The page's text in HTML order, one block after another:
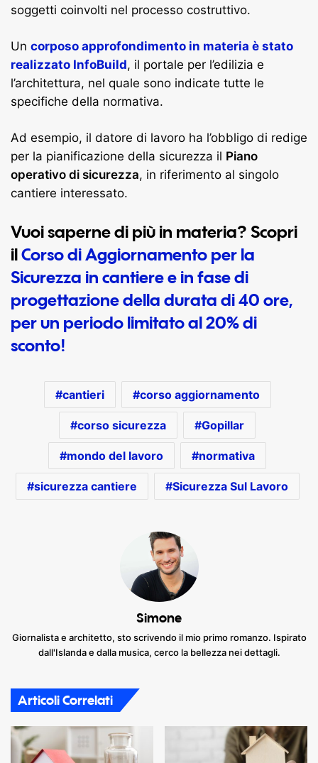
soggetti coinvolti nel processo costruttivo.
Un corposo approfondimento in materia è stato
realizzato InfoBuild, il portale per l’edilizia e
l’architettura, nel quale sono indicate tutte le
specifiche della normativa.
Ad esempio, il datore di lavoro ha l’obbligo di redige
per la pianificazione della sicurezza il Piano
operativo di sicurezza, in riferimento al singolo
cantiere interessato.
Vuoi saperne di più in materia? Scopri
ilCorso di Aggiornamento per la
Sicurezza in cantiere e in fase di
progettazione della durata di 40 ore,
per un periodo limitato al 20% di
sconto!
cantieri corso aggiornamento
corso sicurezza Gopillar
mondo del lavoro normativa
sicurezza cantiere Sicurezza Sul Lavoro
Simone
Giornalista e architetto, sto scrivendo il mio primo romanzo. Ispirato
dall'Islanda e dalla musica, cerco la bellezza nei dettagli.
Articoli Correlati